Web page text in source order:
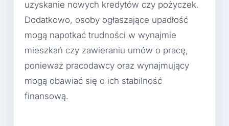
uzyskanie nowych kredytów czy pożyczek.
Dodatkowo, osoby ogłaszające upadłość
mogą napotkać trudności w wynajmie
mieszkań czy zawieraniu umów o pracę,
ponieważ pracodawcy oraz wynajmujący
mogą obawiać się o ich stabilność
finansową.